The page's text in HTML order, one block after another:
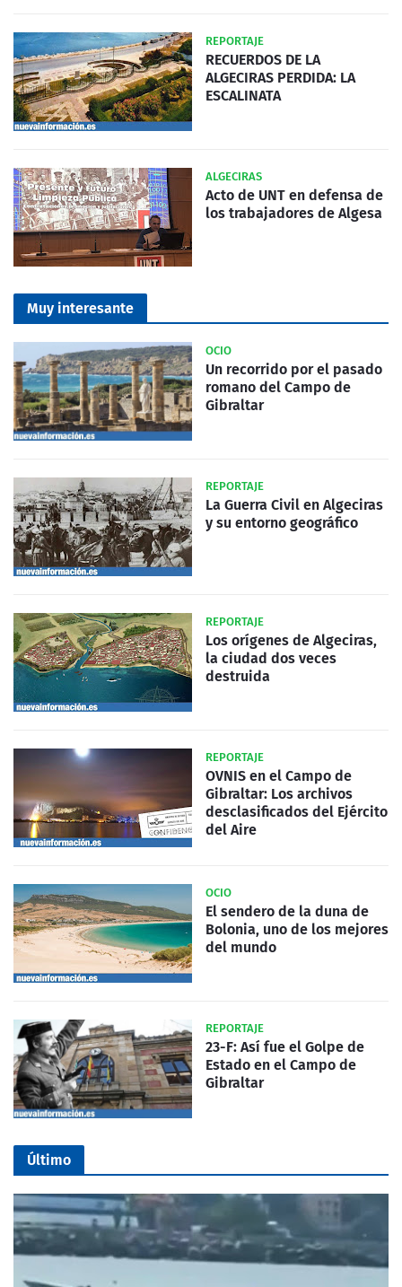
REPORTAJE
RECUERDOS DE LA
ALGECIRAS PERDIDA: LA
ESCALINATA
ALGECIRAS
Acto de UNT en defensa de
los trabajadores de Algesa
Muy interesante
OCIO
Un recorrido por el pasado
romano del Campo de
Gibraltar
REPORTAJE
La Guerra Civil en Algeciras
y su entorno geográfico
REPORTAJE
Los orígenes de Algeciras,
la ciudad dos veces
destruida
REPORTAJE
OVNIS en el Campo de
Gibraltar: Los archivos
desclasificados del Ejército
del Aire
OCIO
El sendero de la duna de
Bolonia, uno de los mejores
del mundo
REPORTAJE
23-F: Así fue el Golpe de
Estado en el Campo de
Gibraltar
Último